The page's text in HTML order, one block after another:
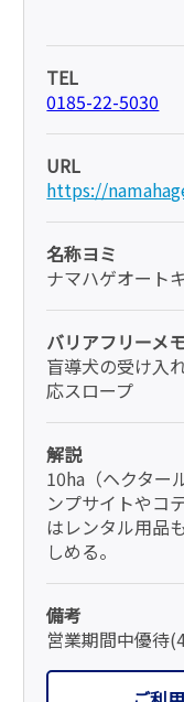
TEL
0185-22-5030
URL
https://
名称ヨミ
ナマハゲオート
バリアフリーメ
盲導犬の受け入
応スロープ
解説
10ha（ヘクター
ンプサイトやコ
はレンタル用品
しめる。
備考
営業期間中優待